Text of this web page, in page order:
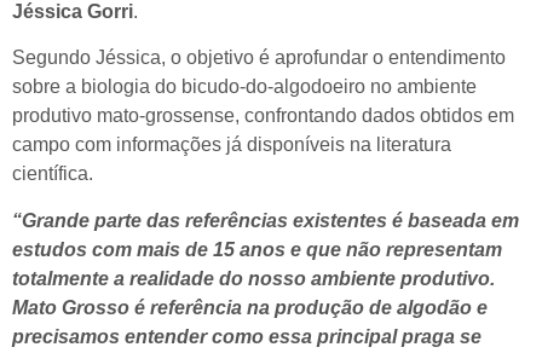
Jéssica Gorri.
Segundo Jéssica, o objetivo é aprofundar o entendimento
sobre a biologia do bicudo-do-algodoeiro no ambiente
produtivo mato-grossense, confrontando dados obtidos em
campo com informações já disponíveis na literatura
científica.
“Grande parte das referências existentes é baseada em
estudos com mais de 15 anos e que não representam
totalmente a realidade do nosso ambiente produtivo.
Mato Grosso é referência na produção de algodão e
precisamos entender como essa principal praga se